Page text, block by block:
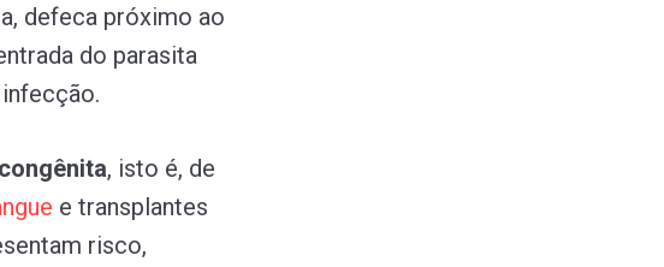
defeca próximo ao
do parasita
, isto é, de
e transplantes
risco,